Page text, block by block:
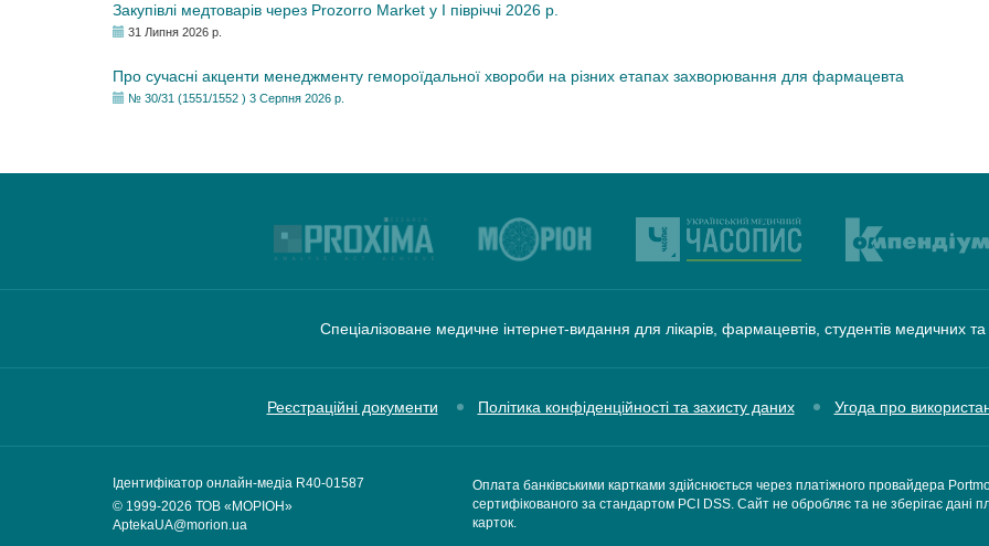
Закупівлі медтоварів через Prozorro Market у I півріччі 2026 р.
31 Липня 2026 р.
Про сучасні акценти менеджменту гемороїдальної хвороби на різних етапах захворювання для фармацевта
№ 30/31 (1551/1552 ) 3 Серпня 2026 р.
Спеціалізоване медичне інтернет-видання для лікарів, фармацевтів, студентів медичних
Реєстраційні документи Політика конфіденційності та захисту даних Угода про
Ідентифікатор онлайн-медіа R40-01587
© 1999-2026 ТОВ «МОРІОН»
AptekaUA@morion.ua
Оплата банківськими картками здійснюється через платіжного провайдера
сертифікованого за стандартом PCI DSS. Сайт не обробляє та не зберігає дані
карток.